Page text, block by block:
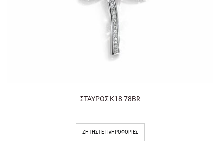
ΣΤΑΥΡΟΣ Κ18 78BR
ΖΗΤΉΣΤΕ ΠΛΗΡΟΦΟΡΊΕΣ